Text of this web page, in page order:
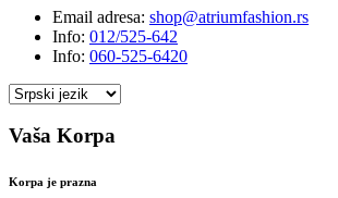
Email adresa: shop@atriumfashion.rs
Info: 012/525-642
Info: 060-525-6420
Vaša Korpa
Korpa je prazna